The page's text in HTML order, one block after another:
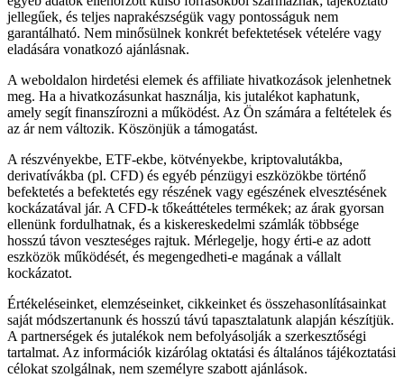
jellegűek, és teljes naprakészségük vagy pontosságuk nem
garantálható. Nem minősülnek konkrét befektetések vételére vagy
eladására vonatkozó ajánlásnak.
A weboldalon hirdetési elemek és affiliate hivatkozások jelenhetnek
meg. Ha a hivatkozásunkat használja, kis jutalékot kaphatunk,
amely segít finanszírozni a működést. Az Ön számára a feltételek és
az ár nem változik. Köszönjük a támogatást.
A részvényekbe, ETF-ekbe, kötvényekbe, kriptovalutákba,
derivatívákba (pl. CFD) és egyéb pénzügyi eszközökbe történő
befektetés a befektetés egy részének vagy egészének elvesztésének
kockázatával jár. A CFD-k tőkeáttételes termékek; az árak gyorsan
ellenünk fordulhatnak, és a kiskereskedelmi számlák többsége
hosszú távon veszteséges rajtuk. Mérlegelje, hogy érti-e az adott
eszközök működését, és megengedheti-e magának a vállalt
kockázatot.
Értékeléseinket, elemzéseinket, cikkeinket és összehasonlításainkat
saját módszertanunk és hosszú távú tapasztalatunk alapján készítjük.
A partnerségek és jutalékok nem befolyásolják a szerkesztőségi
tartalmat. Az információk kizárólag oktatási és általános tájékoztatási
célokat szolgálnak, nem személyre szabott ajánlások.